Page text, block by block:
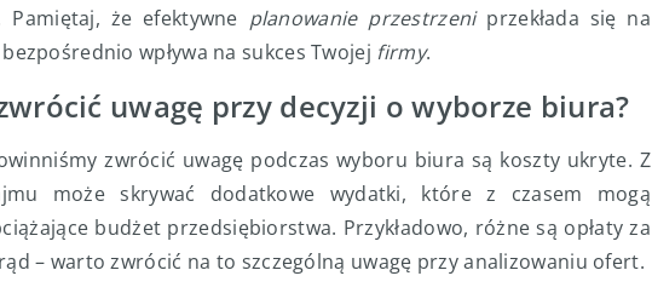
Pamiętaj, że efektywne planowanie przestrzeniprzekłada się na
wpływa na sukces Twojej firmy.
uwagę przy decyzji o wyborze biura?
zwrócić uwagę podczas wyboru biura są koszty ukryte. Z
może skrywać dodatkowe wydatki, które z czasem mogą
budżet przedsiębiorstwa. Przykładowo, różne są opłaty za
– warto zwrócić na to szczególną uwagę przy analizowaniu ofert.